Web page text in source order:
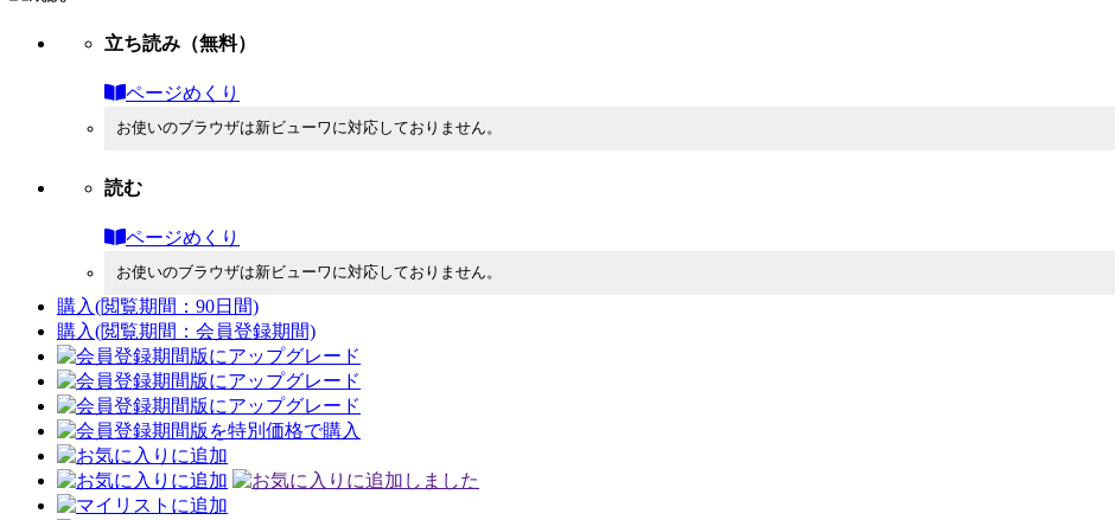
立ち読み （無料）
ページめくり
お使いのブラウザは新ビューワに対応しておりません。
読む
ページめくり
お使いのブラウザは新ビューワに対応しておりません。
購入(閲覧期間：90日間)
購入(閲覧期間：会員登録期間)